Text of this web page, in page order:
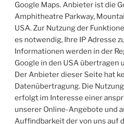
Google Maps. Anbieter ist die
Amphitheatre Parkway,
USA. Zur Nutzung der
es notwendig, Ihre IP Adresse
Informationen werden in der
Google in den USA übertragen
Der Anbieter dieser Seite hat
Datenübertragung. Die
erfolgt im Interesse einer
unserer Online-Angebote und
Auffindbarkeit der von uns auf